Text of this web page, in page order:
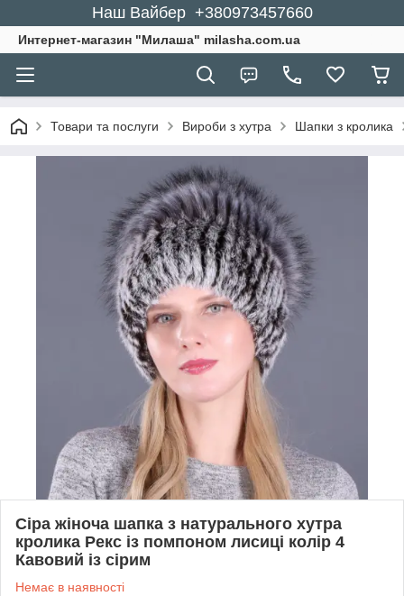
Наш Вайбер +380973457660
Интернет-магазин "Милаша" milasha.com.ua
Товари та послуги Вироби з хутра Шапки з кролика
Сіра жіноча шапка з натурального хутра
кролика Рекс із помпоном лисиці колір 4
Кавовий із сірим
Немає в наявності